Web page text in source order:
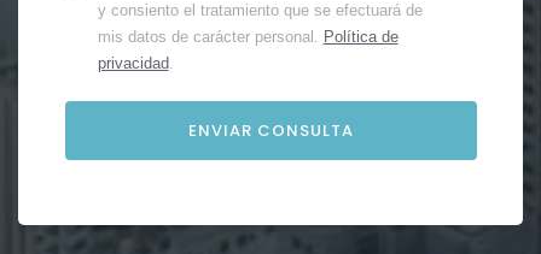
y consiento el tratamiento que se efectuará de
mis datos de carácter personal. Política de
privacidad.